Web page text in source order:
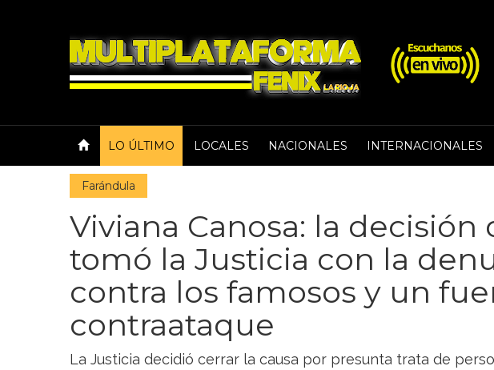
LO ÚLTIMO LOCALES NACIONALES INTERNACIONALES
Farándula
Viviana Canosa: la decisión
tomó la Justicia con la
contra los famosos y un
contraataque
La Justicia decidió cerrar la causa por presunta trata de